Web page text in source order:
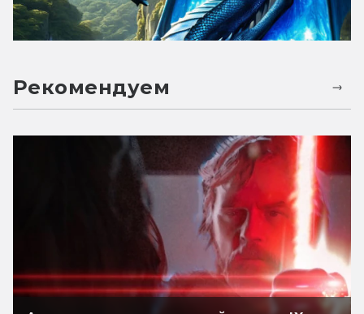
Рекомендуем